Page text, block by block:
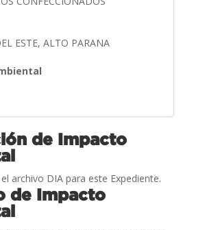
ESTE, ALTO PARANA
de Impacto
archivo DIA para este Expediente.
de Impacto